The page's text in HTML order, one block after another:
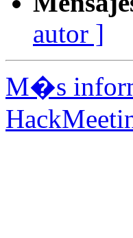
autor ]
M�s